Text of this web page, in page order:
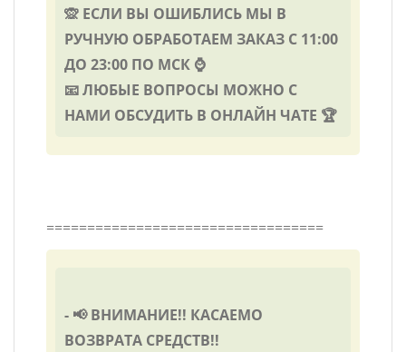
🙊 ЕСЛИ ВЫ ОШИБЛИСЬ МЫ В
РУЧНУЮ ОБРАБОТАЕМ ЗАКАЗ С 11:00
ДО 23:00 ПО МСК ⌚
📧 ЛЮБЫЕ ВОПРОСЫ МОЖНО С
НАМИ ОБСУДИТЬ В ОНЛАЙН ЧАТЕ 🏆
==================================
- 📢 ВНИМАНИЕ!! КАСАЕМО
ВОЗВРАТА СРЕДСТВ!!